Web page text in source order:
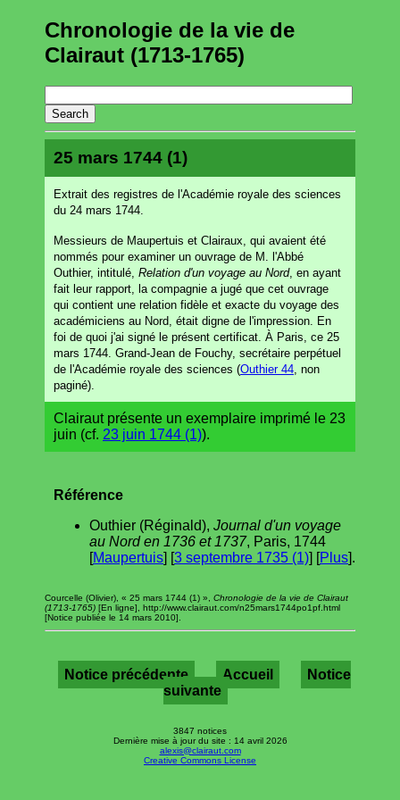
Chronologie de la vie de
Clairaut (1713-1765)
25 mars 1744 (1)
Extrait des registres de l'Académie royale des sciences
du 24 mars 1744.
Messieurs de Maupertuis et Clairaux, qui avaient été
nommés pour examiner un ouvrage de M. l'Abbé
Outhier, intitulé, Relation d'un voyage au Nord, en ayant
fait leur rapport, la compagnie a jugé que cet ouvrage
qui contient une relation fidèle et exacte du voyage des
académiciens au Nord, était digne de l'impression. En
foi de quoi j'ai signé le présent certificat. À Paris, ce 25
mars 1744. Grand-Jean de Fouchy, secrétaire perpétuel
de l'Académie royale des sciences (Outhier 44 , non
paginé).
Clairaut présente un exemplaire imprimé le 23
juin (cf. 23 juin 1744 (1)).
Référence
Outhier (Réginald), Journal d'un voyage
au Nord en 1736 et 1737, Paris, 1744
[Maupertuis] [3 septembre 1735 (1)] [Plus].
Courcelle (Olivier), « 25 mars 1744 (1) », Chronologie de la vie de Clairaut
(1713-1765) [En ligne], http://www.clairaut.com/n25mars1744po1pf.html
[Notice publiée le 14 mars 2010].
Notice précédente Accueil
Notice
suivante
3847 notices
Dernière mise à jour du site : 14 avril 2026
alexis@clairaut.com
Creative Commons License